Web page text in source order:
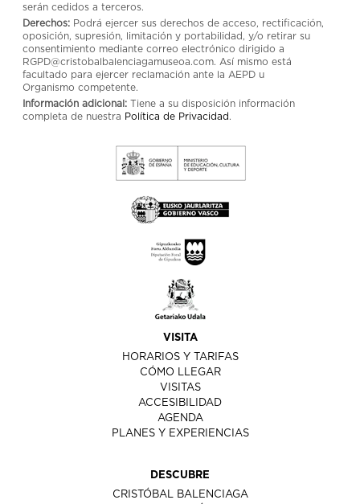
serán cedidos a terceros.
Derechos: Podrá ejercer sus derechos de acceso, rectificación,
oposición, supresión, limitación y portabilidad, y/o retirar su
consentimiento mediante correo electrónico dirigido a
RGPD@cristobalbalenciagamuseoa.com. Así mismo está
facultado para ejercer reclamación ante la AEPD u
Organismo competente.
Información adicional: Tiene a su disposición información
completa de nuestra Política de Privacidad .
VISITA
HORARIOS Y TARIFAS
CÓMO LLEGAR
VISITAS
ACCESIBILIDAD
AGENDA
PLANES Y EXPERIENCIAS
DESCUBRE
CRISTÓBAL BALENCIAGA